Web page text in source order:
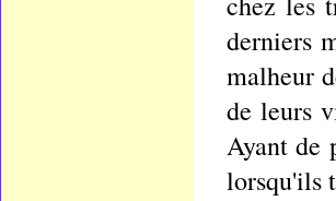
derniers
malheur
de leurs
Ayant de
lorsqu'ils